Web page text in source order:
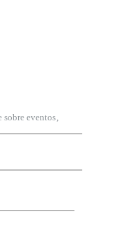
eventos,